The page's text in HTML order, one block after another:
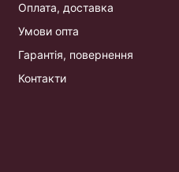
Оплата, доставка
Умови опта
Гарантія, повернення
Контакти